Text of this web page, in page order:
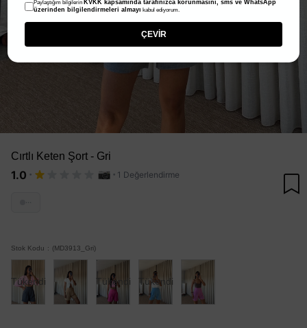
Cırtlı Keten Şort - Gri
1.0 · · 1 Değerlendirme
Stok Kodu (MD3913_Gri)
Tükendi Tükendi Tükendi
Paylaştığım bilgilerin KVKK kapsamında tarafınızca korunmasını, sms ve WhatsApp
üzerinden bilgilendirmeleri almayı kabul ediyorum.
ÇEVİR